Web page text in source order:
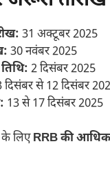
31 अक्टूबर 2025
30 नवंबर 2025
2 दिसंबर 2025
दिसंबर से 12 दिसंबर
13 से 17 दिसंबर 2025
के लिएRRB की